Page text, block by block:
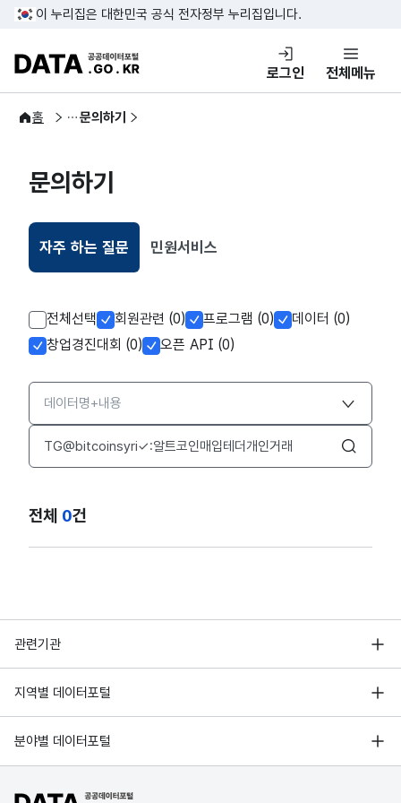
콘텐츠 바로가기
푸터 바로가기
이 누리집은 대한민국 공식 전자정부 누리집입니다.
DATA.GO.KR 공공데이터포털
로그인 전체메뉴
홈
이용안내 문의하기
문의하기
자주 하는 질문
선택됨
민원서비스
전체선택 회원관련 (0) 프로그램 (0)
데이터 (0)
창업경진대회 (0)
오픈 API (0)
검색옵션
검색어 입력창
검색
전체 0건
관련기관
행정안전부
한국지능정보사회진흥원
국가정보자원관리원
지역별 데이터포털
서울 열린데이터광장
경기데이터드림
D-데이터허브
분야별 데이터포털
기상자료개방포털
국토교통부 공간정보오픈플랫폼
공공데이터포털 바로가기